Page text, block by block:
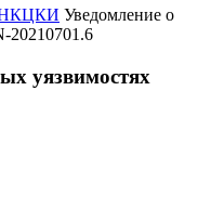
НКЦКИ Уведомление о
20210701.6
уязвимостях